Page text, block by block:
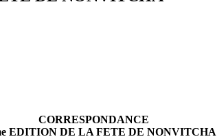
CORRESPONDANCE
EDITION DE LA FETE DE NONVITCHA